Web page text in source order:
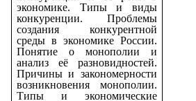
экономике. Типы и виды
конкуренции. Проблемы
создания конкурентной
среды в экономике России.
Понятие о монополии и
анализ её разновидностей.
Причины и закономерности
возникновения монополии.
Типы и экономические